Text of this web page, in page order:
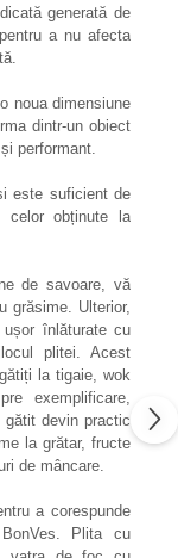
generată de
a nu afecta
noua dimensiune
dintr-un obiect
performant.
este suficient de
celor obținute la
de savoare, vă
grăsime. Ulterior,
înlăturate cu
plitei. Acest
la tigaie, wok
exemplificare,
devin practic
la grătar, fructe
de mâncare.
a corespunde
Plita cu